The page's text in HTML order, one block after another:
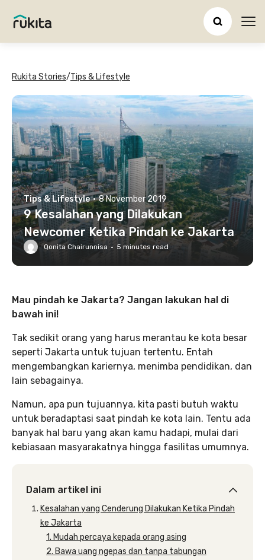
Rukita Stories/Tips & Lifestyle
Tips & Lifestyle · 8 November 2019
9 Kesalahan yang Dilakukan
Newcomer Ketika Pindah ke Jakarta
Qonita Chairunnisa · 5 minutes read
Mau pindah ke Jakarta? Jangan lakukan hal di
bawah ini!
Tak sedikit orang yang harus merantau ke kota besar
seperti Jakarta untuk tujuan tertentu. Entah
mengembangkan kariernya, menimba pendidikan, dan
lain sebagainya.
Namun, apa pun tujuannya, kita pasti butuh waktu
untuk beradaptasi saat pindah ke kota lain. Tentu ada
banyak hal baru yang akan kamu hadapi, mulai dari
kebiasaan masyarakatnya hingga fasilitas umumnya.
Dalam artikel ini
Kesalahan yang Cenderung Dilakukan Ketika Pindah
ke Jakarta
1. Mudah percaya kepada orang asing
2. Bawa uang ngepas dan tanpa tabungan